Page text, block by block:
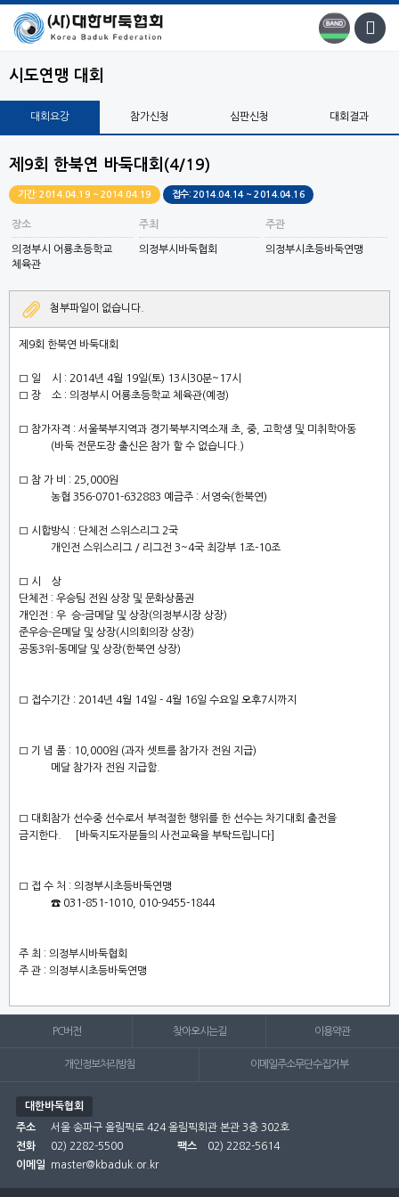
시도연맹 대회
대회요강 참가신청 심판신청 대회결과
제9회 한북연 바둑대회(4/19)
기간: 2014.04.19 ~ 2014.04.19 접수: 2014.04.14 ~ 2014.04.16
장소
의정부시 어룡초등학교
체육관
주최
의정부시바둑협회
주관
의정부시초등바둑연맹
첨부파일이 없습니다.
제9회 한북연 바둑대회
□ 일 시 : 2014년 4월 19일(토) 13시30분~17시
□ 장 소 : 의정부시 어룡초등학교 체육관(예정)
□ 참가자격 : 서울북부지역과 경기북부지역소재 초, 중, 고학생 및 미취학아동
(바둑 전문도장 출신은 참가 할 수 없습니다.)
□ 참 가 비 : 25,000원
농협 356-0701-632883 예금주 : 서영숙(한북연)
□ 시합방식 : 단체전 스위스리그 2국
개인전 스위스리그 / 리그전 3~4국 최강부 1조-10조
□ 시 상
단체전 : 우승팀 전원 상장 및 문화상품권
개인전 : 우 승-금메달 및 상장(의정부시장 상장)
준우승-은메달 및 상장(시의회의장 상장)
공동3위-동메달 및 상장(한북연 상장)
□ 접수기간 : 2014년 4월 14일 - 4월 16일 수요일 오후7시까지
□ 기 념 품 : 10,000원 (과자 셋트를 참가자 전원 지급)
메달 참가자 전원 지급함.
□ 대회참가 선수중 선수로서 부적절한 행위를 한 선수는 차기대회 출전을
금지한다. [바둑지도자분들의 사전교육을 부탁드립니다]
□ 접 수 처 : 의정부시초등바둑연맹
☎ 031-851-1010, 010-9455-1844
주 최 : 의정부시바둑협회
주 관 : 의정부시초등바둑연맹
PC버전 찾아오시는길 이용약관
개인정보처리방침 이메일주소무단수집거부
대한바둑협회
주소
서울 송파구 올림픽로 424 올림픽회관 본관 3층 302호
전화
02) 2282-5500 팩스
02) 2282-5614
이메일
master@kbaduk.or.kr